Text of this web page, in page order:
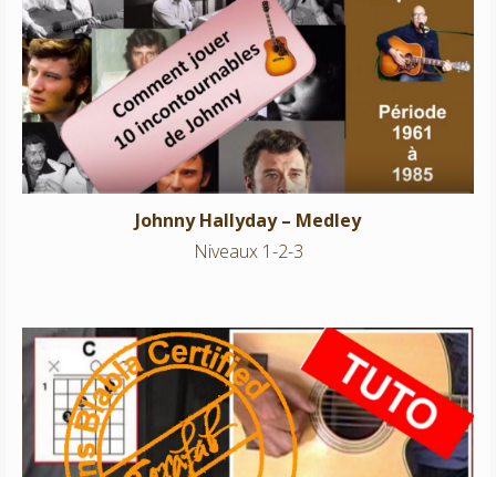
Johnny Hallyday – Medley
Niveaux 1-2-3
Johnny Hallyday – Medley
Niveaux 1-2-3
Yesterday – The Beatles
Niveau 3